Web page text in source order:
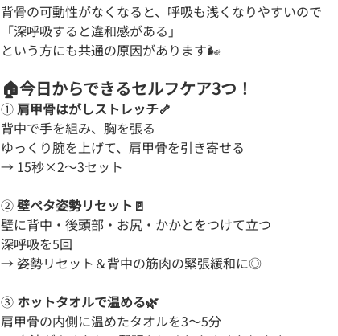
背骨の可動性がなくなると、呼吸も浅くなりやすいので
「深呼吸すると違和感がある」
という方にも共通の原因があります🌬
🏠今日からできるセルフケア3つ！
① 肩甲骨はがしストレッチ🦴
背中で手を組み、胸を張る
ゆっくり腕を上げて、肩甲骨を引き寄せる
→ 15秒×2〜3セット
② 壁ペタ姿勢リセット🚪
壁に背中・後頭部・お尻・かかとをつけて立つ
深呼吸を5回
→ 姿勢リセット＆背中の筋肉の緊張緩和に◎
③ ホットタオルで温める🌿
肩甲骨の内側に温めたタオルを3〜5分